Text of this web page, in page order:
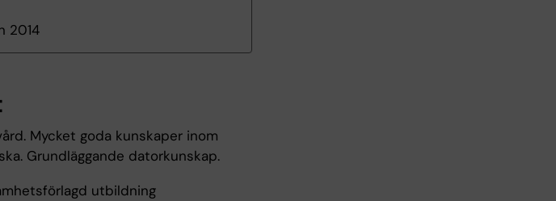
2014
Mycket goda kunskaper inom
Grundläggande datorkunskap.
utbildning